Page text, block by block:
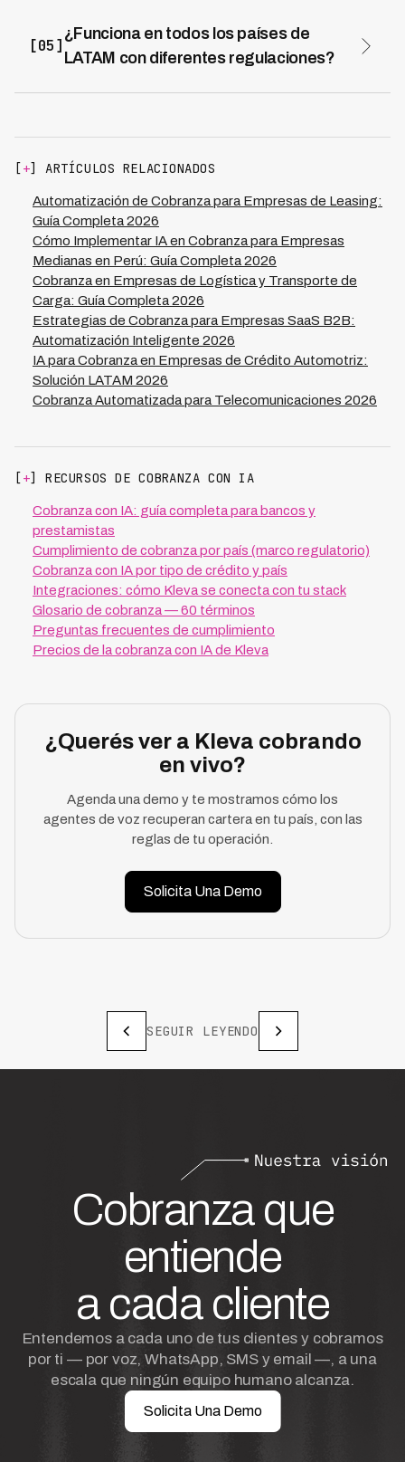
mientras mantiene el saldo pendiente. En casos
complejos, escala a agente humano.
[05]
¿Funciona en todos los países de
LATAM con diferentes regulaciones?
horarios, frases obligatorias y restricciones de cada país
con 0 violaciones.
[+] ARTÍCULOS RELACIONADOS
Automatización de Cobranza para Empresas de Leasing:
Guía Completa 2026
Cómo Implementar IA en Cobranza para Empresas
Medianas en Perú: Guía Completa 2026
Cobranza en Empresas de Logística y Transporte de
Carga: Guía Completa 2026
Estrategias de Cobranza para Empresas SaaS B2B:
Automatización Inteligente 2026
IA para Cobranza en Empresas de Crédito Automotriz:
Solución LATAM 2026
Cobranza Automatizada para Telecomunicaciones 2026
[+] RECURSOS DE COBRANZA CON IA
Cobranza con IA: guía completa para bancos y
prestamistas
Cumplimiento de cobranza por país (marco regulatorio)
Cobranza con IA por tipo de crédito y país
Integraciones: cómo Kleva se conecta con tu stack
Glosario de cobranza — 60 términos
Preguntas frecuentes de cumplimiento
Precios de la cobranza con IA de Kleva
¿Querés ver a Kleva cobrando
en vivo?
Agenda una demo y te mostramos cómo los
agentes de voz recuperan cartera en tu país, con las
reglas de tu operación.
Solicita Una Demo
SEGUIR LEYENDO
Cobranza que
entiende
a cada cliente
Entendemos a cada uno de tus clientes y cobramos
por ti — por voz, WhatsApp, SMS y email —, a una
escala que ningún equipo humano alcanza.
Solicita Una Demo